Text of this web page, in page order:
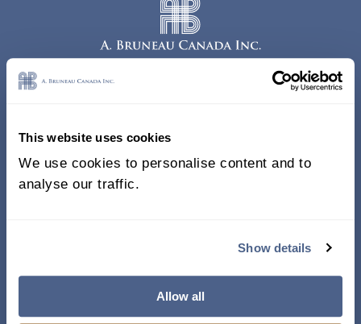
This website uses cookies
We use cookies to personalise content and to
analyse our traffic.
Show details
Allow all
338, Rue Saint-Antoine E.
Bureau 011, Montréal QC
H2Y 1A3 Canada